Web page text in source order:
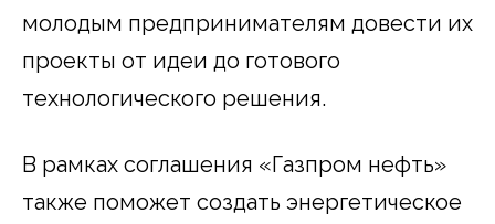
молодым предпринимателям довести их
проекты от идеи до готового
технологического решения.
В рамках соглашения «Газпром нефть»
также поможет создать энергетическое